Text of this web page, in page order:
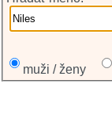
muži / ženy